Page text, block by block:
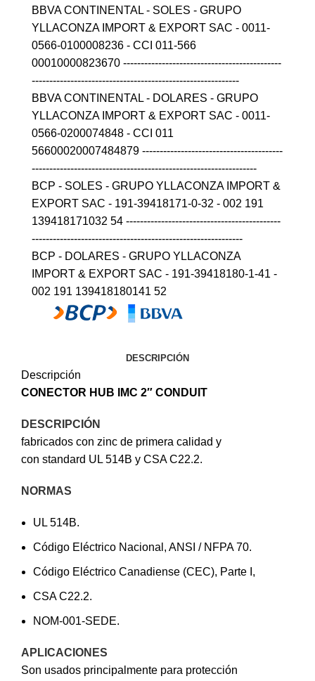
BBVA CONTINENTAL - SOLES - GRUPO
YLLACONZA IMPORT & EXPORT SAC - 0011-
0566-0100008236 - CCI 011-566
00010000823670 ---------------------------------------------
-----------------------------------------------------------
BBVA CONTINENTAL - DOLARES - GRUPO
YLLACONZA IMPORT & EXPORT SAC - 0011-
0566-0200074848 - CCI 011
56600020007484879 ----------------------------------------
----------------------------------------------------------------
BCP - SOLES - GRUPO YLLACONZA IMPORT &
EXPORT SAC - 191-39418171-0-32 - 002 191
139418171032 54 --------------------------------------------
------------------------------------------------------------
BCP - DOLARES - GRUPO YLLACONZA
IMPORT & EXPORT SAC - 191-39418180-1-41 -
002 191 139418180141 52
DESCRIPCIÓN
Descripción
CONECTOR HUB IMC 2″ CONDUIT
DESCRIPCIÓN
fabricados con zinc de primera calidad y
con standard UL 514B y CSA C22.2.
NORMAS
UL 514B.
Código Eléctrico Nacional, ANSI / NFPA 70.
Código Eléctrico Canadiense (CEC), Parte I,
CSA C22.2.
NOM-001-SEDE.
APLICACIONES
Son usados principalmente para protección